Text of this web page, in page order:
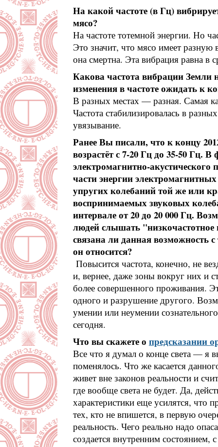
На какой частоте (в Гц)
мясо?
На частоте тотемной энергии. Но
Это значит, что мясо имеет
она смертна. Эта вибрация равна в
Какова частота вибрации
изменения в частоте ожидать к
В разных местах — разная. Самая
Частота стабилизировалась в
увязывание.
Ранее Вы писали, что к концу
возрастёт с 7-20 Гц до 35-50 Гц. В
электромагнитно-
части энергии
упругих колебаний той же или
воспринимаемых звуковых
интервале от 20 до 20 000 Гц.
людей слышать "низкочастотное
связана ли данная возможность
он относится?
Повысится частота, конечно, не
и, вернее, даже зоны вокруг них и
более совершенного проживания.
одного и разрушение другого.
умении или неумении
сегодня.
Что вы скажете о предсказании
Все что я думал о конце света — я
поменялось. Что же касается
живет вне законов реальности и
где вообще света не будет. Да,
характеристики еще усилятся,
тех, кто не впишется, в первую
реальность. Чего реально надо
создается внутренним